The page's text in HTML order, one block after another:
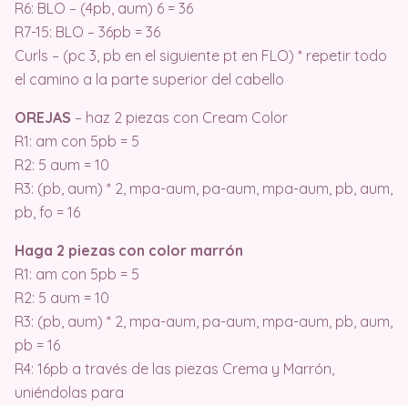
R6: BLO – (4pb, aum) 6 = 36
R7-15: BLO – 36pb = 36
Curls – (pc 3, pb en el siguiente pt en FLO) * repetir todo
el camino a la parte superior del cabello
OREJAS – haz 2 piezas con Cream Color
R1: am con 5pb = 5
R2: 5 aum = 10
R3: (pb, aum) * 2, mpa-aum, pa-aum, mpa-aum, pb, aum,
pb, fo = 16
Haga 2 piezas con color marrón
R1: am con 5pb = 5
R2: 5 aum = 10
R3: (pb, aum) * 2, mpa-aum, pa-aum, mpa-aum, pb, aum,
pb = 16
R4: 16pb a través de las piezas Crema y Marrón,
uniéndolas para